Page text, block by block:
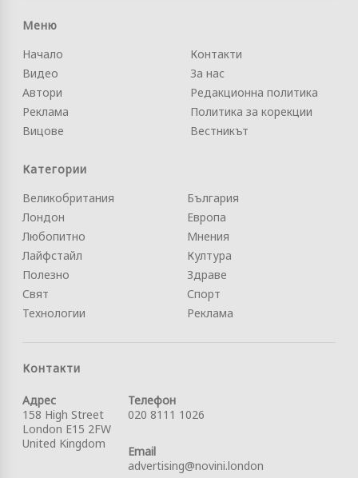
Меню
Начало
Видео
Автори
Реклама
Вицове
Контакти
За нас
Редакционна политика
Политика за корекции
Вестникът
Категории
Великобритания
Лондон
Любопитно
Лайфстайл
Полезно
Свят
Технологии
България
Европа
Мнения
Култура
Здраве
Спорт
Реклама
Контакти
Адрес
158 High Street
London E15 2FW
United Kingdom
Телефон
020 8111 1026
Email
advertising@novini.london